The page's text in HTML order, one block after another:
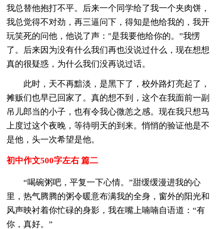
我总替他抱打不平。后来一个同学给了我一个夹肉饼，
我总觉得不对劲，再三逼问下，得知是他给我的，我开
玩笑死的问他，他说了声："是我要他给你的。”我愣
了。后来因为没有什么我们再也没说过什么，现在想想
真的很疑惑，为什么我们没再说过话。
此时，天不再黯淡，是黑下了，校外路灯亮起了，
摊贩们也早已回家了。真的想不到，这个在我面前一副
吊儿郎当的小子，也有令我心微恙之感。现在我只想马
上度过这个夜晚，等待明天的到来。悄悄的验证他是不
是他，头一次希望是他。
初中作文500字左右 篇二
“喝碗粥吧，平复一下心情。”甜缓缓漫进我的心
里，热气腾腾的粥令暖意布满我的全身，窗外的阳光和
风声映衬着你忙碌的身影，我在嘴上喃喃自语道：“有
你，真好。”